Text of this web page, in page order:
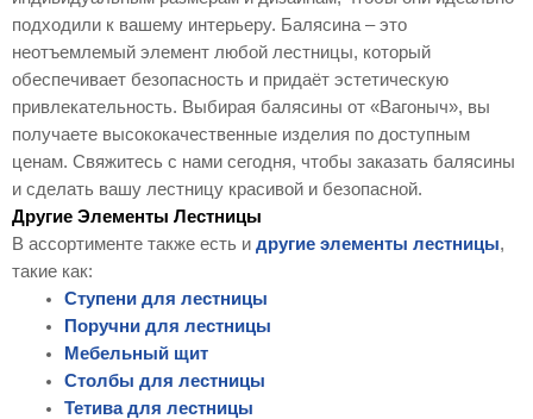
подходили к вашему интерьеру. Балясина – это
неотъемлемый элемент любой лестницы, который
обеспечивает безопасность и придаёт эстетическую
привлекательность. Выбирая балясины от «Вагоныч», вы
получаете высококачественные изделия по доступным
ценам. Свяжитесь с нами сегодня, чтобы заказать балясины
и сделать вашу лестницу красивой и безопасной.
Другие Элементы Лестницы
В ассортименте также есть и другие элементы лестницы,
такие как:
Ступени для лестницы
Поручни для лестницы
Мебельный щит
Столбы для лестницы
Тетива для лестницы